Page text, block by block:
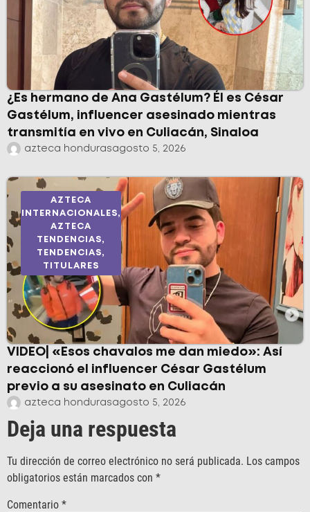
¿Es hermano de Ana Gastélum? Él es César
Gastélum, influencer asesinado mientras
transmitía en vivo en Culiacán, Sinaloa
azteca hondurasagosto 5, 2026
AZTECA
INTERNACIONALES,
AZTECA
TENDENCIAS,
TENDENCIAS,
TITULARES
VIDEO| «Esos chavalos me dan miedo»: Así
reaccionó el influencer César Gastélum
previo a su asesinato en Culiacán
azteca hondurasagosto 5, 2026
Deja una respuesta
Tu dirección de correo electrónico no será publicada. Los campos
obligatorios están marcados con *
Comentario *